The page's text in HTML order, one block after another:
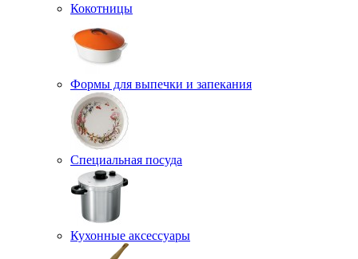
Кокотницы
Формы для выпечки и запекания
Специальная посуда
Кухонные аксессуары